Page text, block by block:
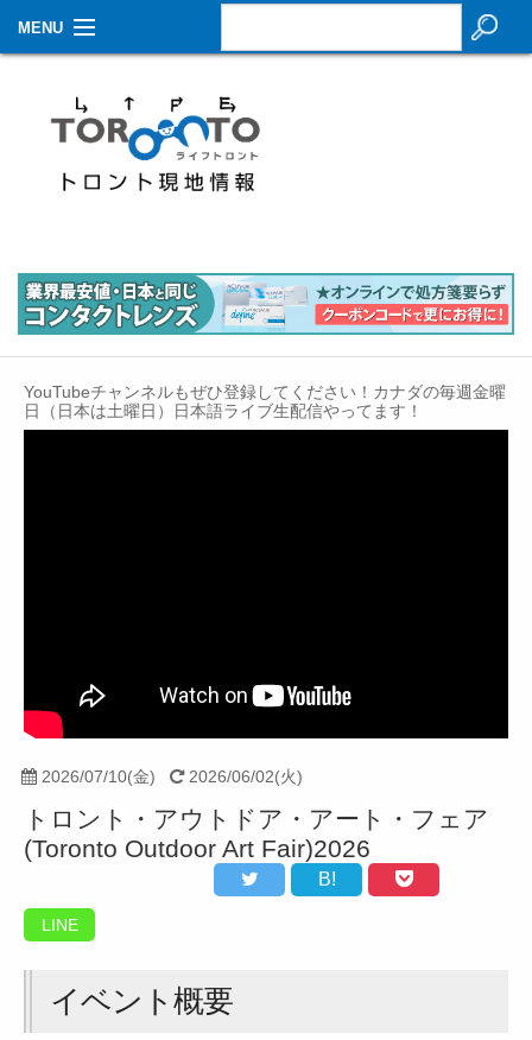
MENU
生活情報
その他
イベントカレンダー
Contact
YouTubeチャンネルもぜひ登録してください！カナダの毎週金曜
日（日本は土曜日）日本語ライブ生配信やってます！
2026/07/10(金) 2026/06/02(火)
トロント・アウトドア・アート・フェア
(Toronto Outdoor Art Fair)2026
B!
LINE
イベント概要